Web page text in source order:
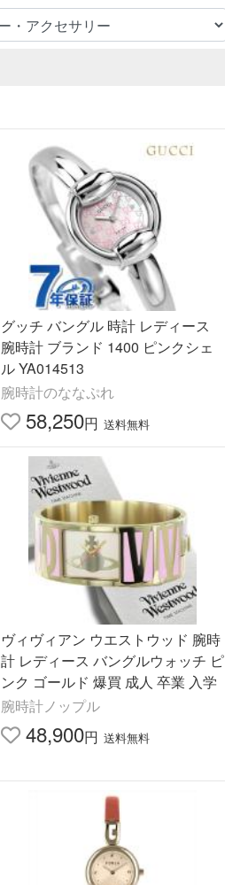
グッチ バングル 時計 レディース
腕時計 ブランド 1400 ピンクシェ
ル YA014513
腕時計のななぷれ
58,250円 送料無料
ヴィヴィアン ウエストウッド 腕時
計 レディース バングルウォッチ ピ
ンク ゴールド 爆買 成人 卒業 入学
腕時計ノップル
48,900円 送料無料